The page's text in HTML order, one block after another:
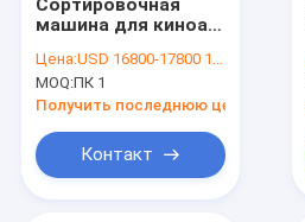
Сортировочная
машина для киноа
CCD
Цена:USD 16800-17800 1PCS
MOQ:ПК 1
Получить последнюю цену
Контакт